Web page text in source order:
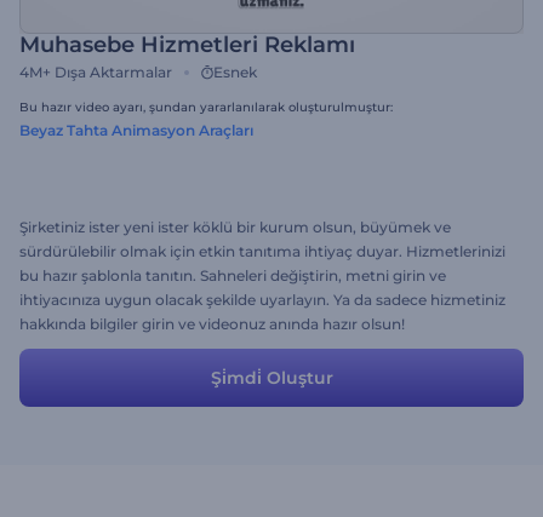
Muhasebe Hizmetleri Reklamı
4M+ Dışa Aktarmalar Esnek
Bu hazır video ayarı, şundan yararlanılarak oluşturulmuştur:
Beyaz Tahta Animasyon Araçları
Şirketiniz ister yeni ister köklü bir kurum olsun, büyümek ve
sürdürülebilir olmak için etkin tanıtıma ihtiyaç duyar. Hizmetlerinizi
bu hazır şablonla tanıtın. Sahneleri değiştirin, metni girin ve
ihtiyacınıza uygun olacak şekilde uyarlayın. Ya da sadece hizmetiniz
hakkında bilgiler girin ve videonuz anında hazır olsun!
Şi̇mdi̇ Oluştur